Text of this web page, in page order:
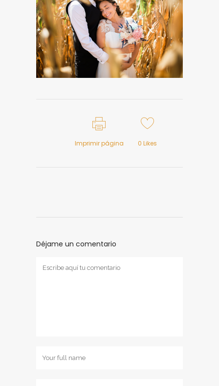
Imprimir página 0 Likes
Déjame un comentario